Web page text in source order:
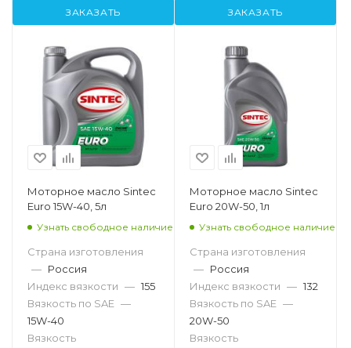
ЗАКАЗАТЬ ЗАКАЗАТЬ
Моторное масло Sintec
Euro 15W-40, 5л
Узнать свободное наличие
Страна изготовления
— Россия
Индекс вязкости — 155
Вязкость по SAE —
15W-40
Вязкость
Моторное масло Sintec
Euro 20W-50, 1л
Узнать свободное наличие
Страна изготовления
— Россия
Индекс вязкости — 132
Вязкость по SAE —
20W-50
Вязкость